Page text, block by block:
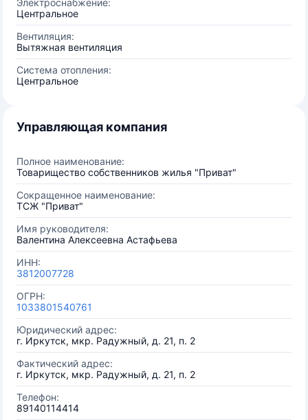
Электроснабжение:
Центральное
Вентиляция:
Вытяжная вентиляция
Система отопления:
Центральное
Управляющая компания
Полное наименование:
Товарищество собственников жилья "Приват"
Сокращенное наименование:
ТСЖ "Приват"
Имя руководителя:
Валентина Алексеевна Астафьева
ИНН:
3812007728
ОГРН:
1033801540761
Юридический адрес:
г. Иркутск, мкр. Радужный, д. 21, п. 2
Фактический адрес:
г. Иркутск, мкр. Радужный, д. 21, п. 2
Телефон:
89140114414